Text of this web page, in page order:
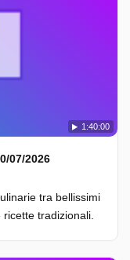
1:40:00
07/2026
tra bellissimi
tradizionali.